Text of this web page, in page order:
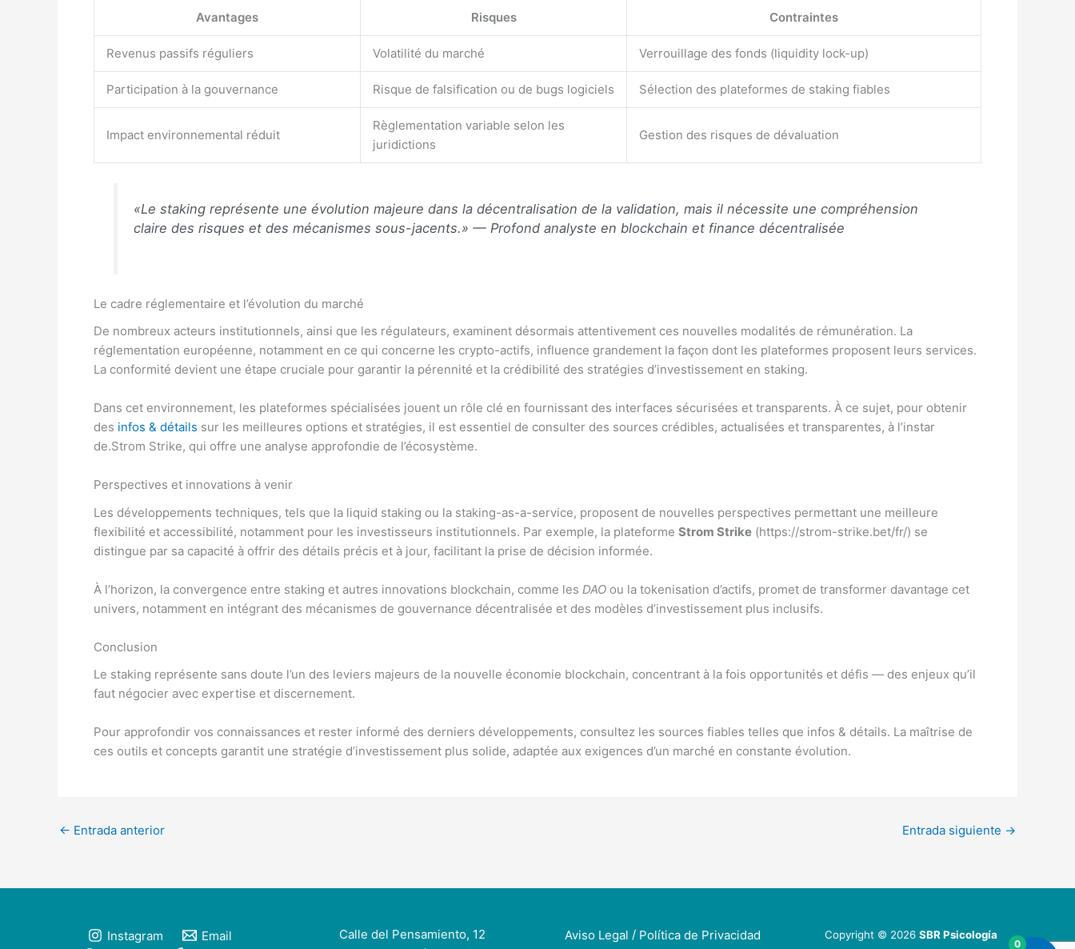
Avantages Risques Contraintes
Revenus passifs réguliers Volatilité du marché Verrouillage des fonds (liquidity lock-up)
Participation à la gouvernance Risque de falsification ou de bugs logiciels Sélection des plateformes de staking fiables
Impact environnemental réduit
Règlementation variable selon les
juridictions
Gestion des risques de dévaluation
«Le staking représente une évolution majeure dans la décentralisation de la validation, mais il nécessite une compréhension
claire des risques et des mécanismes sous-jacents.» — Profond analyste en blockchain et finance décentralisée
Le cadre réglementaire et l’évolution du marché
De nombreux acteurs institutionnels, ainsi que les régulateurs, examinent désormais attentivement ces nouvelles modalités de rémunération. La
réglementation européenne, notamment en ce qui concerne les crypto-actifs, influence grandement la façon dont les plateformes proposent leurs services.
La conformité devient une étape cruciale pour garantir la pérennité et la crédibilité des stratégies d’investissement en staking.
Dans cet environnement, les plateformes spécialisées jouent un rôle clé en fournissant des interfaces sécurisées et transparents. À ce sujet, pour obtenir
des infos & détails sur les meilleures options et stratégies, il est essentiel de consulter des sources crédibles, actualisées et transparentes, à l’instar
de.Strom Strike, qui offre une analyse approfondie de l’écosystème.
Perspectives et innovations à venir
Les développements techniques, tels que la liquid staking ou la staking-as-a-service, proposent de nouvelles perspectives permettant une meilleure
flexibilité et accessibilité, notamment pour les investisseurs institutionnels. Par exemple, la plateforme Strom Strike (https://strom-strike.bet/fr/) se
distingue par sa capacité à offrir des détails précis et à jour, facilitant la prise de décision informée.
À l’horizon, la convergence entre staking et autres innovations blockchain, comme les DAO ou la tokenisation d’actifs, promet de transformer davantage cet
univers, notamment en intégrant des mécanismes de gouvernance décentralisée et des modèles d’investissement plus inclusifs.
Conclusion
Le staking représente sans doute l’un des leviers majeurs de la nouvelle économie blockchain, concentrant à la fois opportunités et défis — des enjeux qu’il
faut négocier avec expertise et discernement.
Pour approfondir vos connaissances et rester informé des derniers développements, consultez les sources fiables telles que infos & détails. La maîtrise de
ces outils et concepts garantit une stratégie d’investissement plus solide, adaptée aux exigences d’un marché en constante évolution.
← Entrada anterior Entrada siguiente →
Instagram
Email
Calle del Pensamiento, 12
Aviso Legal / Política de Privacidad
Copyright © 2026 SBR Psicología
0